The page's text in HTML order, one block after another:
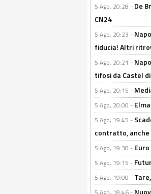
5 Ago, 20:28 - De
CN24
5 Ago, 20:23 -
fiducia! Altri
5 Ago, 20:21 -
tifosi da Castel di
5 Ago, 20:15 -
5 Ago, 20:00 -
5 Ago, 19:45 -
contratto,
5 Ago, 19:30 -
5 Ago, 19:15 -
5 Ago, 19:00 -